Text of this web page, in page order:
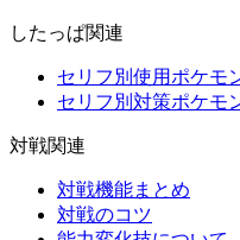
したっぱ関連
セリフ別使用ポケモ
セリフ別対策ポケモ
対戦関連
対戦機能まとめ
対戦のコツ